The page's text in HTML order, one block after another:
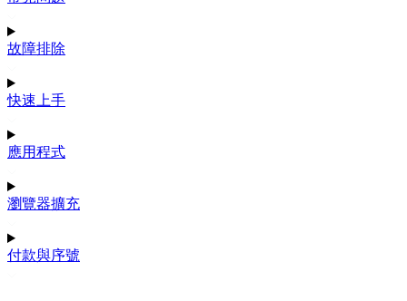
故障排除
快速上手
應用程式
瀏覽器擴充
付款與序號